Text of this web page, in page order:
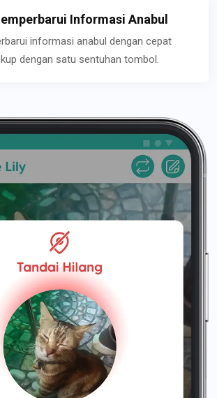
Informasi Anabul
informasi anabul dengan cepat
dengan satu sentuhan tombol.